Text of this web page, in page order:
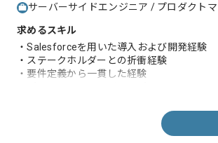
サーバーサイドエンジニア / プロダクト
求めるスキル
・Salesforceを用いた導入および開発経験
・ステークホルダーとの折衝経験
・要件定義から一貫した経験